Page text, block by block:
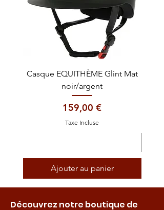
Casque EQUITHÈME Glint Mat
noir/argent
Prix
159,00 €
Taxe Incluse
Ajouter au panier
Découvrez notre boutique de